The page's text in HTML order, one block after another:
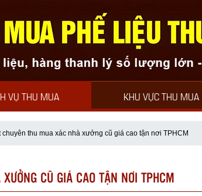
VỤ THU MUA KHU VỰC THU MUA
chuyên thu mua xác nhà xưởng cũ giá cao tận nơi TPHCM
CŨ GIÁ CAO TẬN NƠI TPHCM